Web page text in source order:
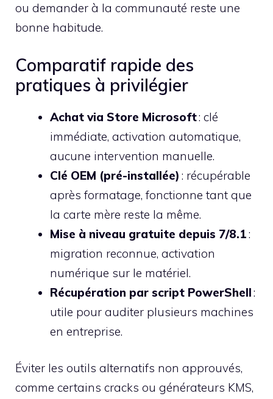
ou demander à la communauté reste une
bonne habitude.
Comparatif rapide des
pratiques à privilégier
Achat via Store Microsoft: clé
immédiate, activation automatique,
aucune intervention manuelle.
Clé OEM (pré-installée) : récupérable
après formatage, fonctionne tant que
la carte mère reste la même.
Mise à niveau gratuite depuis 7/8.1:
migration reconnue, activation
numérique sur le matériel.
Récupération par script PowerShell:
utile pour auditer plusieurs machines
en entreprise.
Éviter les outils alternatifs non approuvés,
comme certains cracks ou générateurs KMS,